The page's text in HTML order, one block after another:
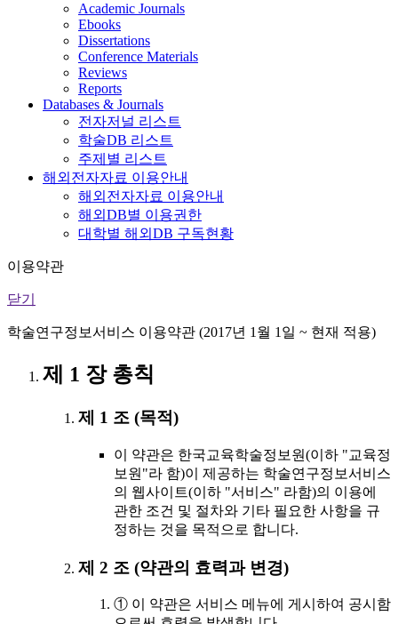
Academic Journals
Ebooks
Dissertations
Conference Materials
Reviews
Reports
Databases & Journals
전자저널 리스트
학술DB 리스트
주제별 리스트
해외전자자료 이용안내
해외전자자료 이용안내
해외DB별 이용권한
대학별 해외DB 구독현황
이용약관
닫기
학술연구정보서비스 이용약관 (2017년 1월 1일 ~ 현재 적용)
제 1 장 총칙
제 1 조 (목적)
이 약관은 한국교육학술정보원(이하 "교육정
보원"라 함)이 제공하는 학술연구정보서비스
의 웹사이트(이하 "서비스" 라함)의 이용에
관한 조건 및 절차와 기타 필요한 사항을 규
정하는 것을 목적으로 합니다.
제 2 조 (약관의 효력과 변경)
① 이 약관은 서비스 메뉴에 게시하여 공시함